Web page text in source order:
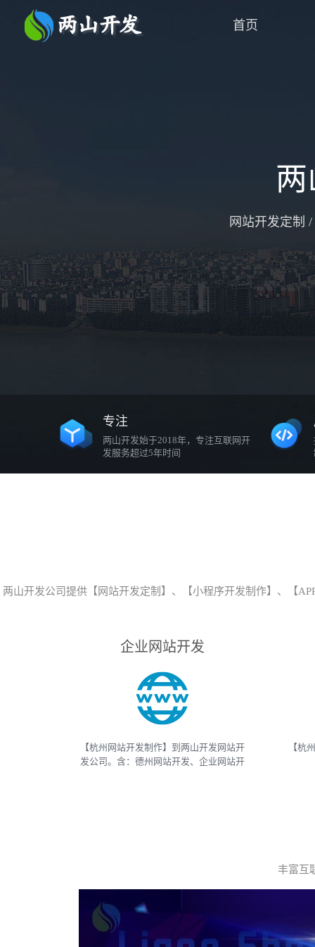
首页
网站开发定制
专注
两山开发始于2018年，专注互联网开
发服务超过5年时间
两山开发公司提供【网站开发定制】、【小程序开发制作】、【
企业网站开发
【杭州网站开发制作】到两山开发网站开
发公司。含：德州网站开发、企业网站开
【杭
丰富互